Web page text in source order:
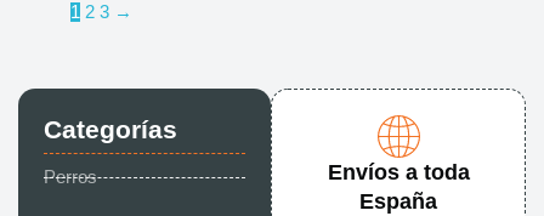
Categorías
Perros
Envíos a toda
España
1 2 3 →